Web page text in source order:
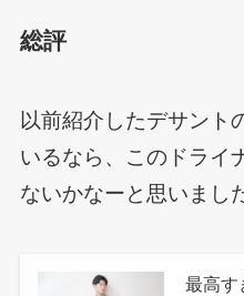
総評
以前紹介したデサント
いるなら、このドライ
ないかなーと思いまし
最高す